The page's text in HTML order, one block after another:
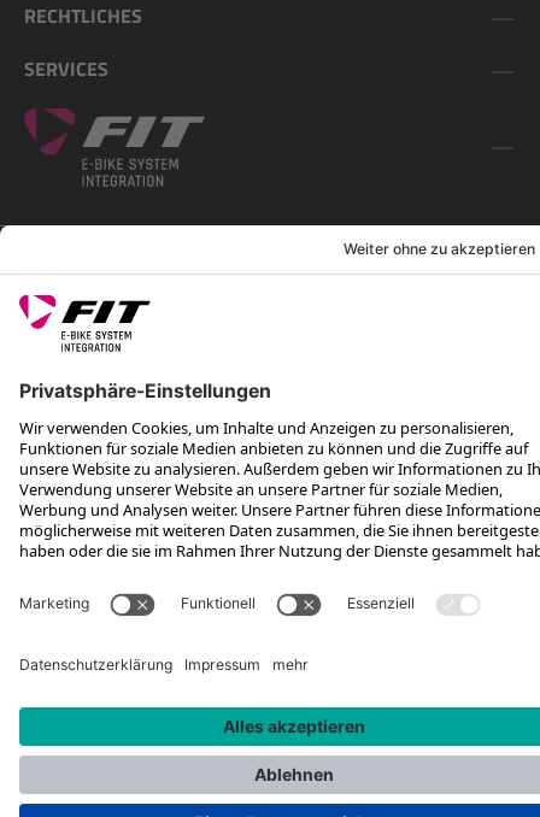
RECHTLICHES
SERVICES
*Unverbindliche Preisempfehlung inkl. MwSt. zzgl. Versandkosten und
VEG
Rotax Bike Technology AG © 2025